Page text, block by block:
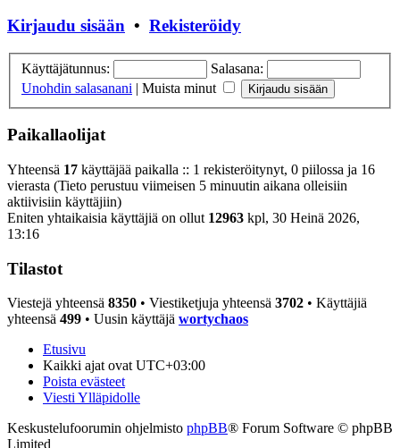
Kirjaudu sisään • Rekisteröidy
Käyttäjätunnus:
Salasana:
Unohdin salasanani | Muista minut
Paikallaolijat
Yhteensä 17 käyttäjää paikalla :: 1 rekisteröitynyt, 0 piilossa ja 16
vierasta (Tieto perustuu viimeisen 5 minuutin aikana olleisiin
aktiivisiin käyttäjiin)
Eniten yhtaikaisia käyttäjiä on ollut 12963 kpl, 30 Heinä 2026,
13:16
Tilastot
Viestejä yhteensä 8350 • Viestiketjuja yhteensä 3702 • Käyttäjiä
yhteensä 499 • Uusin käyttäjä wortychaos
Etusivu
Kaikki ajat ovat UTC+03:00
Poista evästeet
Viesti Ylläpidolle
Keskustelufoorumin ohjelmisto phpBB® Forum Software © phpBB
Limited